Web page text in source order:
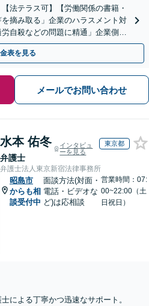
法テラス可】【労働関係の書籍・
摘み取る」企業のハラスメント対
自殺などの問題に精通」企業側も
さい【顧問契約あり】
表を見る
メールでお問い合わせ
水本 佑冬
弁護士
インタビュ
ーを見る
東京都
弁護士法人東京新宿法律事務所
昭島市
からも相
談受付中
面談方法(対面・
電話・ビデオな
ど)は応相談
営業時間：07:
00~22:00（土
日祝日）
による丁寧かつ迅速なサポート。